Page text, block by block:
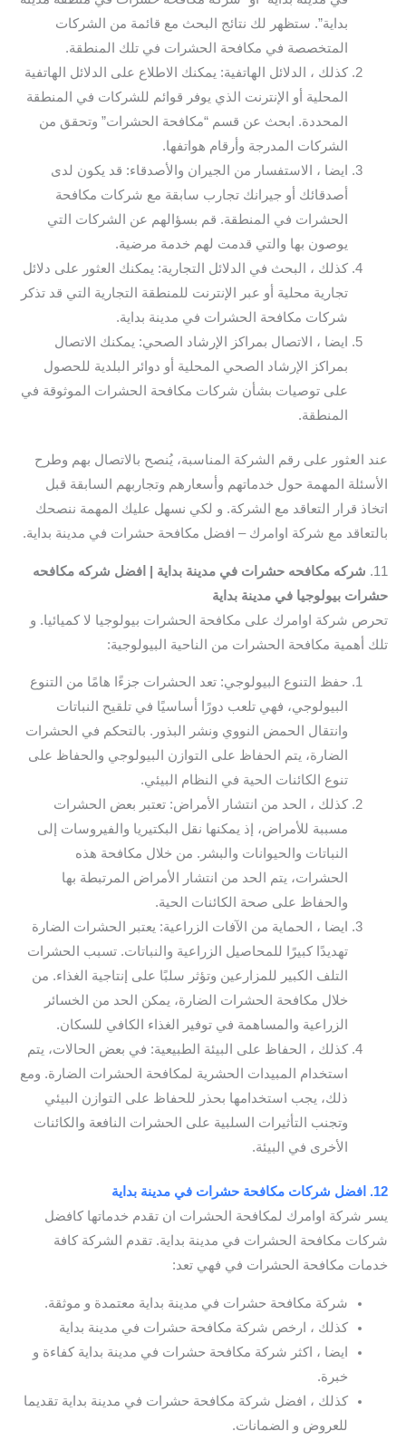
بداية”. ستظهر لك نتائج البحث مع قائمة من الشركات
المتخصصة في مكافحة الحشرات في تلك المنطقة.
كذلك ، الدلائل الهاتفية: يمكنك الاطلاع على الدلائل الهاتفية
المحلية أو الإنترنت الذي يوفر قوائم للشركات في المنطقة
المحددة. ابحث عن قسم “مكافحة الحشرات” وتحقق من
الشركات المدرجة وأرقام هواتفها.
ايضا ، الاستفسار من الجيران والأصدقاء: قد يكون لدى
أصدقائك أو جيرانك تجارب سابقة مع شركات مكافحة
الحشرات في المنطقة. قم بسؤالهم عن الشركات التي
يوصون بها والتي قدمت لهم خدمة مرضية.
كذلك ، البحث في الدلائل التجارية: يمكنك العثور على دلائل
تجارية محلية أو عبر الإنترنت للمنطقة التجارية التي قد تذكر
شركات مكافحة الحشرات في مدينة بداية.
ايضا ، الاتصال بمراكز الإرشاد الصحي: يمكنك الاتصال
بمراكز الإرشاد الصحي المحلية أو دوائر البلدية للحصول
على توصيات بشأن شركات مكافحة الحشرات الموثوقة في
المنطقة.
عند العثور على رقم الشركة المناسبة، يُنصح بالاتصال بهم وطرح
الأسئلة المهمة حول خدماتهم وأسعارهم وتجاربهم السابقة قبل
اتخاذ قرار التعاقد مع الشركة. و لكي نسهل عليك المهمة ننصحك
بالتعاقد مع شركة اوامرك – افضل مكافحة حشرات في مدينة بداية.
11.
شركه مكافحه حشرات في مدينة بداية | افضل شركه مكافحه
حشرات بيولوجيا في مدينة بداية
تحرص شركة اوامرك على مكافحة الحشرات بيولوجيا لا كميائيا. و
تلك أهمية مكافحة الحشرات من الناحية البيولوجية:
حفظ التنوع البيولوجي: تعد الحشرات جزءًا هامًا من التنوع
البيولوجي، فهي تلعب دورًا أساسيًا في تلقيح النباتات
وانتقال الحمض النووي ونشر البذور. بالتحكم في الحشرات
الضارة، يتم الحفاظ على التوازن البيولوجي والحفاظ على
تنوع الكائنات الحية في النظام البيئي.
كذلك ، الحد من انتشار الأمراض: تعتبر بعض الحشرات
مسببة للأمراض، إذ يمكنها نقل البكتيريا والفيروسات إلى
النباتات والحيوانات والبشر. من خلال مكافحة هذه
الحشرات، يتم الحد من انتشار الأمراض المرتبطة بها
والحفاظ على صحة الكائنات الحية.
ايضا ، الحماية من الآفات الزراعية: يعتبر الحشرات الضارة
تهديدًا كبيرًا للمحاصيل الزراعية والنباتات. تسبب الحشرات
التلف الكبير للمزارعين وتؤثر سلبًا على إنتاجية الغذاء. من
خلال مكافحة الحشرات الضارة، يمكن الحد من الخسائر
الزراعية والمساهمة في توفير الغذاء الكافي للسكان.
كذلك ، الحفاظ على البيئة الطبيعية: في بعض الحالات، يتم
استخدام المبيدات الحشرية لمكافحة الحشرات الضارة. ومع
ذلك، يجب استخدامها بحذر للحفاظ على التوازن البيئي
وتجنب التأثيرات السلبية على الحشرات النافعة والكائنات
الأخرى في البيئة.
12. افضل شركات مكافحة حشرات في مدينة بداية
يسر شركة اوامرك لمكافحة الحشرات ان تقدم خدماتها كافضل
شركات مكافحة الحشرات في مدينة بداية. تقدم الشركة كافة
خدمات مكافحة الحشرات في فهي تعد:
شركة مكافحة حشرات في مدينة بداية معتمدة و موثقة.
كذلك ، ارخص شركة مكافحة حشرات في مدينة بداية
ايضا ، اكثر شركة مكافحة حشرات في مدينة بداية كفاءة و
خبرة.
كذلك ، افضل شركة مكافحة حشرات في مدينة بداية تقديما
للعروض و الضمانات.